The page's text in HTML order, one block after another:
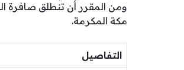
مكة المكرمة.
التفاصيل